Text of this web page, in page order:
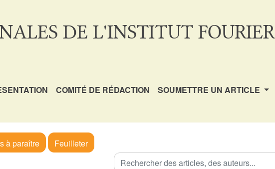
DE L'INSTITUT FOURIER
COMITÉ DE RÉDACTION SOUMETTRE UN ARTICLE
à paraître
Feuilleter